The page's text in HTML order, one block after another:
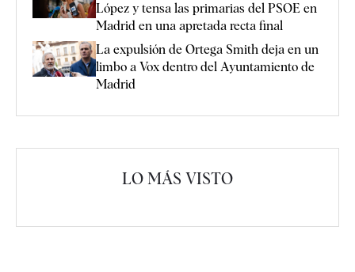
López y tensa las primarias del PSOE en
Madrid en una apretada recta final
La expulsión de Ortega Smith deja en un
limbo a Vox dentro del Ayuntamiento de
Madrid
LO MÁS VISTO